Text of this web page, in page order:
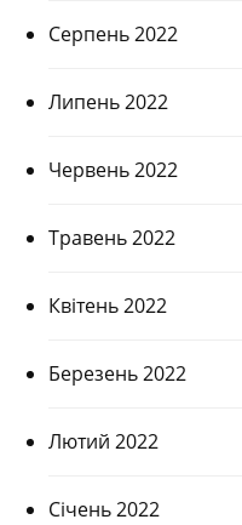
Серпень 2022
Липень 2022
Червень 2022
Травень 2022
Квітень 2022
Березень 2022
Лютий 2022
Січень 2022